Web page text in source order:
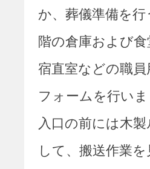
か、葬儀準備を行
階の倉庫および食
宿直室などの職員
フォームを行い
入口の前には木
して、搬送作業